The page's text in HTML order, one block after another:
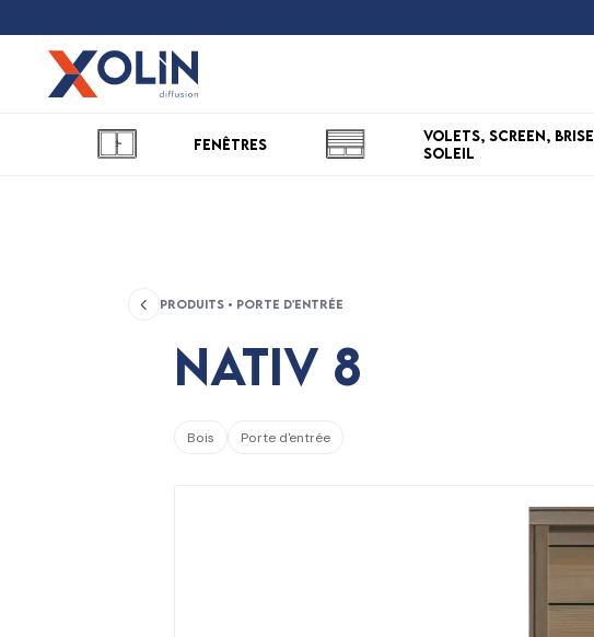
Fenêtres
Volets, Screen, Brise
soleil
Produits • Porte d'entrée
Nativ 8
Bois Porte d'entrée